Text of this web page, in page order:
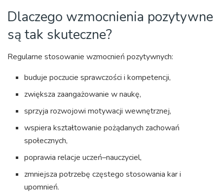
Dlaczego wzmocnienia pozytywne
są tak skuteczne?
Regularne stosowanie wzmocnień pozytywnych:
buduje poczucie sprawczości i kompetencji,
zwiększa zaangażowanie w naukę,
sprzyja rozwojowi motywacji wewnętrznej,
wspiera kształtowanie pożądanych zachowań
społecznych,
poprawia relacje uczeń–nauczyciel,
zmniejsza potrzebę częstego stosowania kar i
upomnień.